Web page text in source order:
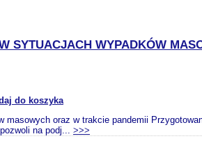
SYTUACJACH WYPADKÓW
do koszyka
masowych oraz w trakcie pandemii
na podj... >>>